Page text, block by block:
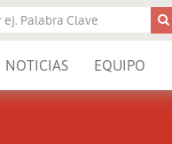
NOTICIAS EQUIPO